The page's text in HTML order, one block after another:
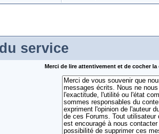
service
Merci de lire attentivement et de cocher